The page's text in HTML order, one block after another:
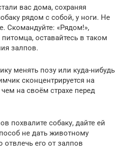
вас дома, сохраняя
рядом с собой, у ноги. Не
Скомандуйте: «Рядом!»,
оставайтесь в таком
залпов.
менять позу или куда-нибудь
сконцентрируется на
на своём страхе перед
похвалите собаку, дайте ей
не дать животному
отвлечь его от залпов